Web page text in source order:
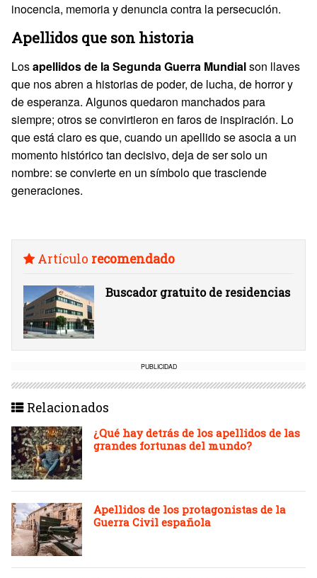
inocencia, memoria y denuncia contra la persecución.
Apellidos que son historia
Losapellidos de la Segunda Guerra Mundialson llaves
que nos abren a historias de poder, de lucha, de horror y
de esperanza. Algunos quedaron manchados para
siempre; otros se convirtieron en faros de inspiración. Lo
que está claro es que, cuando un apellido se asocia a un
momento histórico tan decisivo, deja de ser solo un
nombre: se convierte en un símbolo que trasciende
generaciones.
Artículo recomendado
Buscador gratuito de residencias
PUBLICIDAD
Relacionados
¿Qué hay detrás de los apellidos de las
grandes fortunas del mundo?
Apellidos de los protagonistas de la
Guerra Civil española